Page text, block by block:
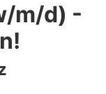
m/d) -